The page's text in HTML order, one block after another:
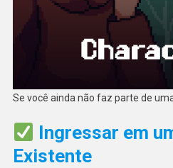
Se você ainda não faz parte de
Ingressar em
Existente